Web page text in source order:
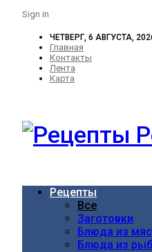
Sign in
ЧЕТВЕРГ, 6 АВГУСТА,
Главная
Контакты
Лента
Карта
Рецепты
Все
Заготовки
Блюда из
Блюда из